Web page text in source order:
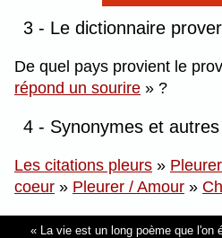
3 - Le dictionnaire
De quel pays provient le
répond un sourire
?
4 - Synonymes et
Les citations pleurs » Pleurer
coeur » Pleurer / Amour »
La vie est un long poème que l'on